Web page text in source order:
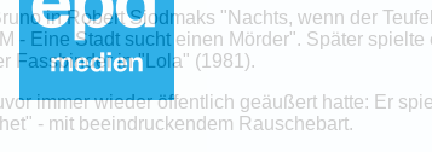
in Robert Siodmaks "Nachts, wenn der
- Eine Stadt sucht einen Mörder". Später
Fassbinder in "Lola" (1981).
immer wieder öffentlich geäußert hatte: Er
- mit beeindruckendem Rauschebart.